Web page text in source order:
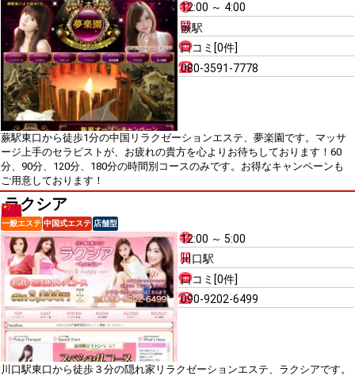
12:00 ～ 4:00
蕨駅
口コミ[0件]
080-3591-7778
蕨駅東口から徒歩1分の中国リラクゼーションエステ、夢楽園です。マッサ
ージ上手のセラピストが、お疲れの貴方を心よりお待ちしております！60
分、90分、120分、180分の時間別コースのみです。お得なキャンペーンも
ご用意しております！
ラクシア
一般エステ 中国式エステ 店舗型
12:00 ～ 5:00
川口駅
口コミ[0件]
090-9202-6499
川口駅東口から徒歩３分の隠れ家リラクゼーションエステ、ラクシアです。